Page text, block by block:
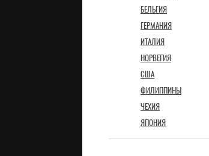
БЕЛЬГИЯ
ГЕРМАНИЯ
ИТАЛИЯ
НОРВЕГИЯ
США
ФИЛИППИНЫ
ЧЕХИЯ
ЯПОНИЯ